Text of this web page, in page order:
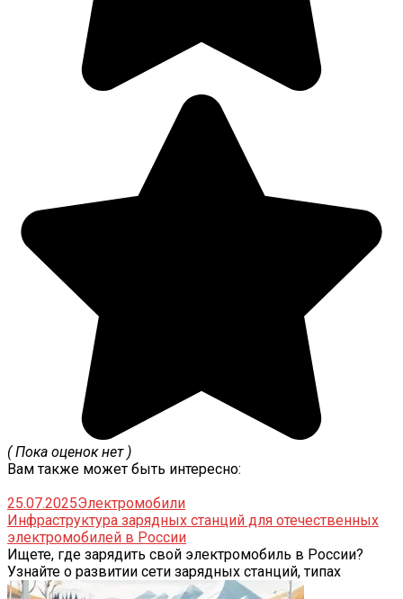
( Пока оценок нет )
Вам также может быть интересно:
25.07.2025Электромобили
Инфраструктура зарядных станций для отечественных
электромобилей в России
Ищете, где зарядить свой электромобиль в России?
Узнайте о развитии сети зарядных станций, типах